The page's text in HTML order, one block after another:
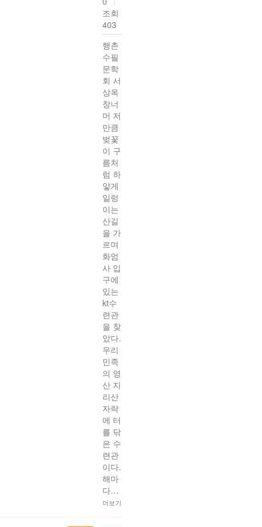
조회
403
행촌
수필
문학
회 서
상옥
창너
머 저
만큼
벚꽃
이 구
름처
럼 하
얗게
일렁
이는
산길
을 가
르며
화엄
사 입
구에
있는
kt수
련관
을 찾
았다.
우리
민족
의 영
산 지
리산
자락
에 터
를 닦
은 수
련관
이다.
해마
다…
더보기